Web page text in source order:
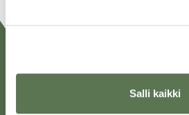
Salli kaikki